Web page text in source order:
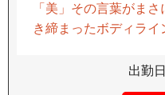
「美」その言葉がまさ
き締まったボディラ
ぷるんと弾む美肌。 いつも優しさに満ちあふれ、
出勤